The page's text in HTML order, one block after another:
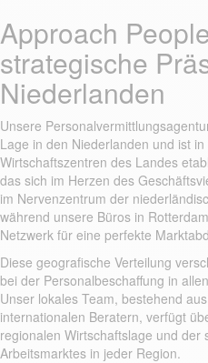
Approach
strategische
Niederlanden
Unsere
Lage in den Niederlanden und ist
Wirtschaftszentren des Landes
das sich im Herzen des
im Nervenzentrum der
während unsere Büros in
Netzwerk für eine perfekte
Diese geografische Verteilung
bei der Personalbeschaffung in
Unser lokales Team, bestehend
internationalen Beratern, verfügt
regionalen Wirtschaftslage und der
Arbeitsmarktes in jeder Region.